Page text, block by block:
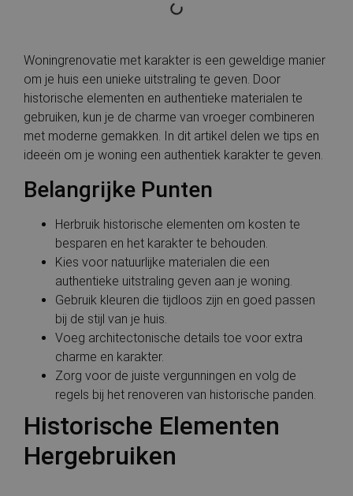
Woningrenovatie met karakter is een geweldige manier
om je huis een unieke uitstraling te geven. Door
historische elementen en authentieke materialen te
gebruiken, kun je de charme van vroeger combineren
met moderne gemakken. In dit artikel delen we tips en
ideeën om je woning een authentiek karakter te geven.
Belangrijke Punten
Herbruik historische elementen om kosten te
besparen en het karakter te behouden.
Kies voor natuurlijke materialen die een
authentieke uitstraling geven aan je woning.
Gebruik kleuren die tijdloos zijn en goed passen
bij de stijl van je huis.
Voeg architectonische details toe voor extra
charme en karakter.
Zorg voor de juiste vergunningen en volg de
regels bij het renoveren van historische panden.
Historische Elementen
Hergebruiken